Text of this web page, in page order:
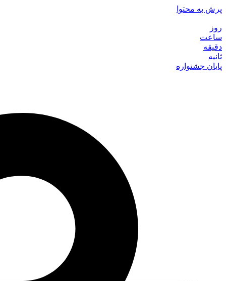
پرش به محتوا
روز
ساعت
دقیقه
ثانیه
پایان جشنواره